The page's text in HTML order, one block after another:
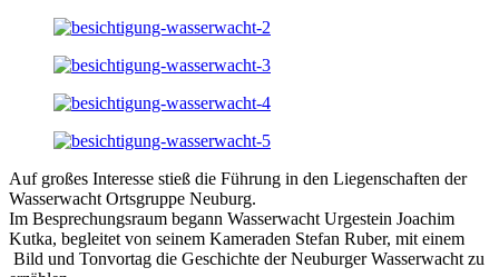
Auf großes Interesse stieß die Führung in den Liegenschaften der
Wasserwacht Ortsgruppe Neuburg.
Im Besprechungsraum begann Wasserwacht Urgestein Joachim
Kutka, begleitet von seinem Kameraden Stefan Ruber, mit einem
Bild und Tonvortag die Geschichte der Neuburger Wasserwacht zu